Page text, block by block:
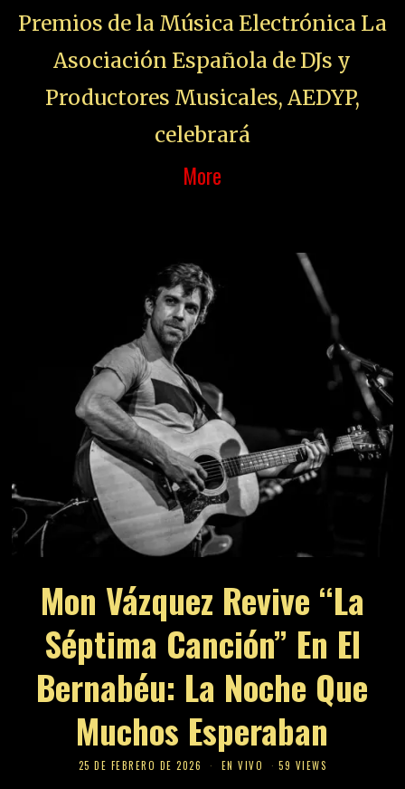
Premios de la Música Electrónica La
Asociación Española de DJs y
Productores Musicales, AEDYP,
celebrará
More
Mon Vázquez Revive “La
Séptima Canción” En El
Bernabéu: La Noche Que
Muchos Esperaban
25 DE FEBRERO DE 2026 EN VIVO 59 VIEWS